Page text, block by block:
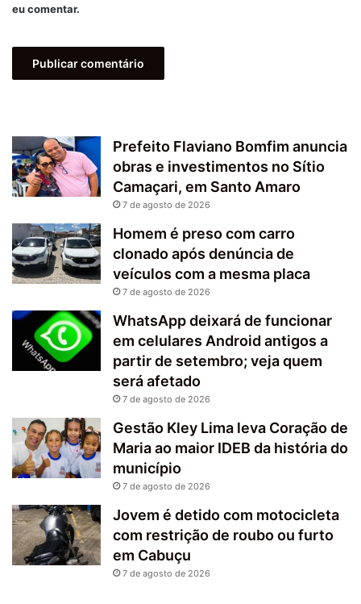
eu comentar.
Prefeito Flaviano Bomfim anuncia
obras e investimentos no Sítio
Camaçari, em Santo Amaro
7 de agosto de 2026
Homem é preso com carro
clonado após denúncia de
veículos com a mesma placa
7 de agosto de 2026
WhatsApp deixará de funcionar
em celulares Android antigos a
partir de setembro; veja quem
será afetado
7 de agosto de 2026
Gestão Kley Lima leva Coração de
Maria ao maior IDEB da história do
município
7 de agosto de 2026
Jovem é detido com motocicleta
com restrição de roubo ou furto
em Cabuçu
7 de agosto de 2026